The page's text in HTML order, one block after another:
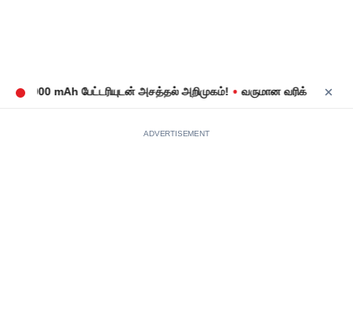
mAh பேட்டரியுடன் அசத்தல் அறிமுகம்! • வருமான வரிக் கணக்குத்
ADVERTISEMENT